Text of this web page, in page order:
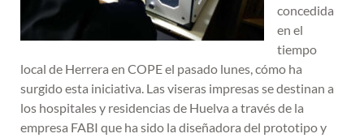
concedida
en el
tiempo
local de Herrera en COPE el pasado lunes, cómo ha
surgido esta iniciativa. Las viseras impresas se destinan a
los hospitales y residencias de Huelva a través de la
empresa FABI que ha sido la diseñadora del prototipo y